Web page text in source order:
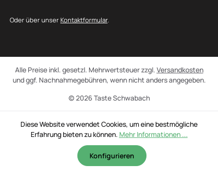
Oder über unser Kontaktformular.
© 2026 Taste Schwabach
Alle Preise inkl. gesetzl. Mehrwertsteuer zzgl. Versandkosten
und ggf. Nachnahmegebühren, wenn nicht anders angegeben.
Diese Website verwendet Cookies, um eine bestmögliche
Erfahrung bieten zu können. Mehr Informationen ...
Konfigurieren